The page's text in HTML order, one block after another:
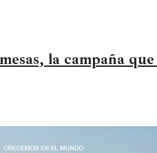
la campaña